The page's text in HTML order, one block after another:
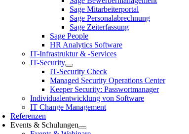
Sage Mitarbeiterportal
Sage Personalabrechnung
Sage Zeiterfassung
Sage People
HR Analytics Software
IT-Infrastruktur & -Services
IT-Security
IT-Security Check
Managed Security Operations Center
Keeper Security: Passwortmanager
Individualentwicklung von Software
IT Change Management
Referenzen
Events & Schulungen